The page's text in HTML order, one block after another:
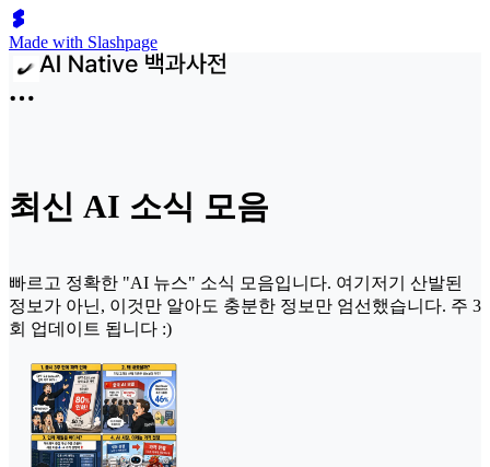
Made with Slashpage
최신 AI 소식 모음
빠르고 정확한 "AI 뉴스" 소식 모음입니다. 여기저기 산발된
정보가 아닌, 이것만 알아도 충분한 정보만 엄선했습니다. 주 3
회 업데이트 됩니다 :)